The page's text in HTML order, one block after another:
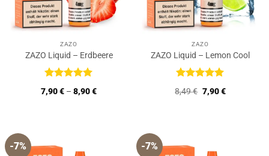
ZAZO
ZAZO Liquid – Erdbeere
Bewertet
mit5
von
7,90€ – 8,90€
ZAZO
ZAZO Liquid – Lemon Cool
Bewertet
mit 5 von
8,49€ Ursprünglicher
Preis
7,90€Aktueller
-7% -7%